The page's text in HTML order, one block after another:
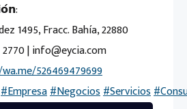
1495, Fracc. Bahía, 22880
2770 | info@eycia.com
526469479699
#Empresa#Negocios#Servicios